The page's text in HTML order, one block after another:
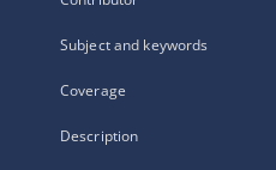
Subject and keywords
Coverage
Description